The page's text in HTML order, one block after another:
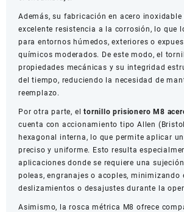
Además, su fabricación en acero
excelente resistencia a la corrosión, lo que
para entornos húmedos, exteriores o
químicos moderados. De este modo, el
propiedades mecánicas y su integridad
del tiempo, reduciendo la necesidad de
reemplazo.
Por otra parte, eltornillo prisionero M8
cuenta con accionamiento tipo Allen
hexagonal interna, lo que permite aplicar
preciso y uniforme. Esto resulta
aplicaciones donde se requiere una
poleas, engranajes o acoples, minimizando
deslizamientos o desajustes durante la
Asimismo, la rosca métrica M8 ofrece